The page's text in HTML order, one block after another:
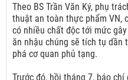
Theo BS Trần Văn Ký, phụ
thuật an toàn thực phẩm VN,
có nhiều chất độc tới mức
ăn nhậu chúng sẽ tích tụ dần
phá cơ quan phủ tạng.
Trước đó, hồi tháng 7, báo